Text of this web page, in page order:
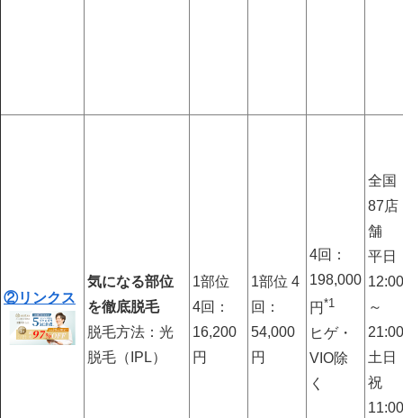
②リンクス
気になる部位
を徹底脱毛
脱毛方法：光
脱毛（IPL）
1部位
4回：
16,200
円
1部位 4
回：
54,000
円
4回：
198,000
円 *1
ヒゲ・
VIO除
く
全国
87店
舗
平日
12:00
～
21:00
土日
祝
11:00